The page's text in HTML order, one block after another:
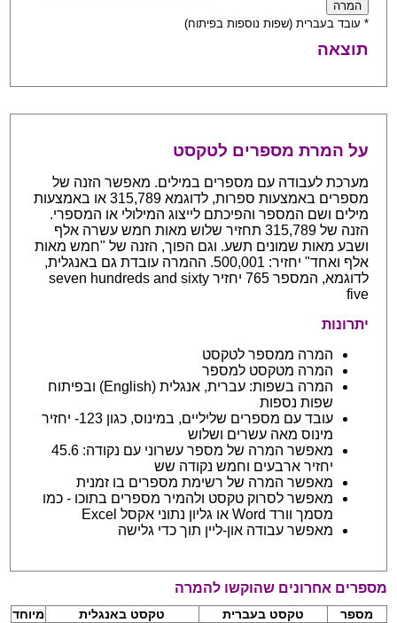
* עובד בעברית (שפות נוספות בפיתוח)
תוצאה
על המרת מספרים לטקסט
מערכת לעבודה עם מספרים במילים. מאפשר הזנה של
מספרים באמצעות ספרות, לדוגמא 315,789 או באמצעות
מילים ושם המספר והפיכתם לייצוג המילולי או המספרי.
הזנה של 315,789 תחזיר שלוש מאות חמש עשרה אלף
ושבע מאות שמונים תשע. וגם הפוך, הזנה של "חמש מאות
אלף ואחד" יחזיר: 500,001. ההמרה עובדת גם באנגלית,
לדוגמא, המספר 765 יחזיר seven hundreds and sixty
five
יתרונות
המרה ממספר לטקסט
המרה מטקסט למספר
המרה בשפות: עברית, אנגלית (English) ובפיתוח
שפות נספות
עובד עם מספרים שליליים, במינוס, כגון 123- יחזיר
מינוס מאה עשרים ושלוש
מאפשר המרה של מספר עשרוני עם נקודה: 45.6
יחזיר ארבעים וחמש נקודה שש
מאפשר המרה של רשימת מספרים בו זמנית
מאפשר לסרוק טקסט ולהמיר מספרים בתוכו - כמו
מסמך וורד Word או גליון נתוני אקסל Excel
מאפשר עבודה און-ליין תוך כדי גלישה
מספרים אחרונים שהוקשו להמרה
מספר טקסט בעברית טקסט באנגלית
מיוחד